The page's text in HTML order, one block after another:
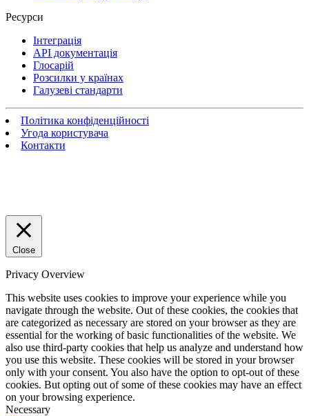
Ресурси
Інтеграція
API документація
Глосарій
Розсилки у країнах
Галузеві стандарти
Політика конфіденційності
Угода користувача
Контакти
Close
Privacy Overview
This website uses cookies to improve your experience while you
navigate through the website. Out of these cookies, the cookies that
are categorized as necessary are stored on your browser as they are
essential for the working of basic functionalities of the website. We
also use third-party cookies that help us analyze and understand how
you use this website. These cookies will be stored in your browser
only with your consent. You also have the option to opt-out of these
cookies. But opting out of some of these cookies may have an effect
on your browsing experience.
Necessary